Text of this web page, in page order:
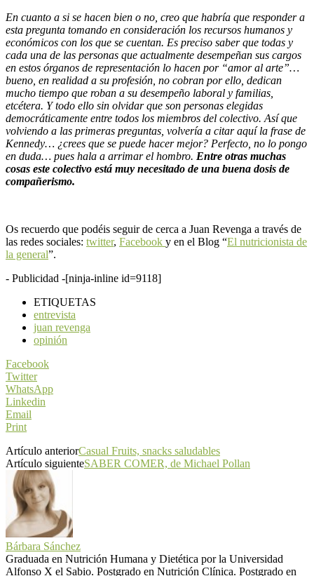
En cuanto a si se hacen bien o no, creo que habría que responder a
esta pregunta tomando en consideración los recursos humanos y
económicos con los que se cuentan. Es preciso saber que todas y
cada una de las personas que actualmente desempeñan sus cargos
en estos órganos de representación lo hacen por “amor al arte”…
bueno, en realidad a su profesión, no cobran por ello, dedican
mucho tiempo que roban a su desempeño laboral y familias,
etcétera. Y todo ello sin olvidar que son personas elegidas
democráticamente entre todos los miembros del colectivo. Así que
volviendo a las primeras preguntas, volvería a citar aquí la frase de
Kennedy… ¿crees que se puede hacer mejor? Perfecto, no lo pongo
en duda… pues hala a arrimar el hombro. Entre otras muchas
cosas este colectivo está muy necesitado de una buena dosis de
compañerismo.
Os recuerdo que podéis seguir de cerca a Juan Revenga a través de
las redes sociales: twitter, Facebook y en el Blog “El nutricionista de
la general”.
- Publicidad -[ninja-inline id=9118]
ETIQUETAS
entrevista
juan revenga
opinión
Facebook
Twitter
WhatsApp
Linkedin
Email
Print
Artículo anteriorCasual Fruits, snacks saludables
Artículo siguienteSABER COMER, de Michael Pollan
Bárbara Sánchez
Graduada en Nutrición Humana y Dietética por la Universidad
Alfonso X el Sabio. Postgrado en Nutrición Clínica. Postgrado en